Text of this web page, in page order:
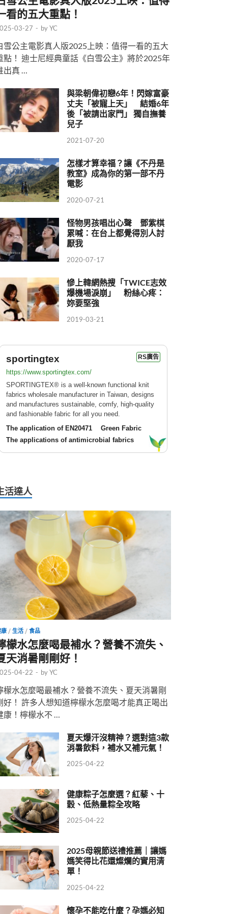
看的五大重點！
03-27 - byYC
雪公主電影真人版2025上映：值得一看的五大
點！ 迪士尼經典童話《白雪公主》將於2025年
出真 …
與梁朝偉初戀6年！閃嫁富豪
丈夫「被寵上天」 結婚6年
後「被請出家門」 獨自撫養
兒子
2021-07-20
怎樣才算幸福？讓《不丹是
教室》成為你的第一部不丹
電影
2020-07-21
怪物男孩唱出心聲 鄧紫棋
累喊：在台上都覺得別人討
厭我
2020-07-17
慘上韓網熱搜「TWICE志效
爆機場淚崩」 粉絲心疼：
妳要堅強
2019-03-21
sportingtex RS廣告
https://www.sportingtex.com/
SPORTINGTEX® is a well-known functional knit
fabrics wholesale manufacturer in Taiwan, designs
and manufactures sustainable, comfy, high-quality
and fashionable fabric for all you need.
The application of EN20471
Green Fabric
The applications of antimicrobial fabrics
活達人
/生活 /食品
檬水怎麼喝最補水？營養不流失、
天消暑剛剛好！
04-22 - byYC
檬水怎麼喝最補水？營養不流失、夏天消暑剛
好！ 許多人想知道檸檬水怎麼喝才能真正喝出
康！檸檬水不 …
夏天爆汗沒精神？選對這3款
消暑飲料，補水又補元氣！
2025-04-22
健康粽子怎麼選？紅藜、十
穀、低熱量粽全攻略
2025-04-22
2025母親節送禮推薦｜讓媽
媽笑得比花還燦爛的實用清
單！
2025-04-22
懷孕不能吃什麼？孕媽必知